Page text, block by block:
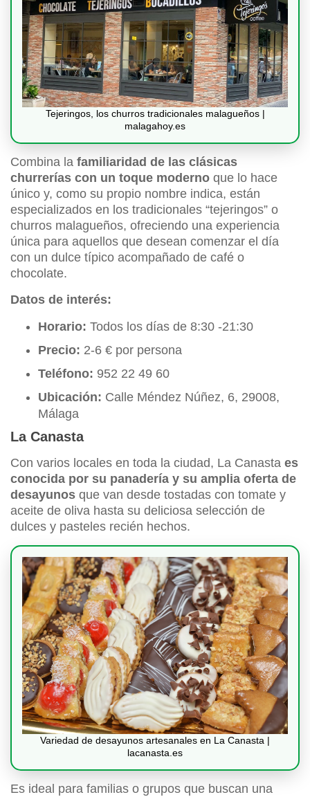
Tejeringos, los churros tradicionales malagueños |
malagahoy.es
Combina la familiaridad de las clásicas
churrerías con un toque moderno que lo hace
único y, como su propio nombre indica, están
especializados en los tradicionales “tejeringos” o
churros malagueños, ofreciendo una experiencia
única para aquellos que desean comenzar el día
con un dulce típico acompañado de café o
chocolate.
Datos de interés:
Horario: Todos los días de 8:30 -21:30
Precio: 2-6 € por persona
Teléfono: 952 22 49 60
Ubicación: Calle Méndez Núñez, 6, 29008,
Málaga
La Canasta
Con varios locales en toda la ciudad, La Canasta es
conocida por su panadería y su amplia oferta de
desayunos que van desde tostadas con tomate y
aceite de oliva hasta su deliciosa selección de
dulces y pasteles recién hechos.
Variedad de desayunos artesanales en La Canasta |
lacanasta.es
Es ideal para familias o grupos que buscan una